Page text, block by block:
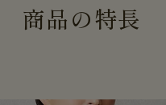
商品の特長